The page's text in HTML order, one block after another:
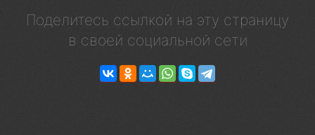
Поделитесь ссылкой на эту страницу
в своей социальной сети